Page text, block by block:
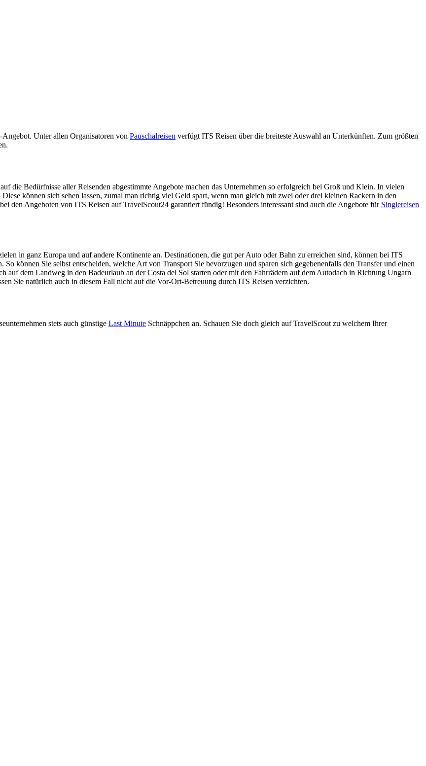
Unter allen Organisatoren von Pauschalreisen verfügt ITS Reisen über die breiteste Auswahl an Unterkünften. Zum größten
die Bedürfnisse aller Reisenden abgestimmte Angebote machen das Unternehmen so erfolgreich bei Groß und Klein. In vielen
können sich sehen lassen, zumal man richtig viel Geld spart, wenn man gleich mit zwei oder drei kleinen Rackern in den
den Angeboten von ITS Reisen auf TravelScout24 garantiert fündig! Besonders interessant sind auch die Angebote für Singlereisen
in ganz Europa und auf andere Kontinente an. Destinationen, die gut per Auto oder Bahn zu erreichen sind, können bei ITS
können Sie selbst entscheiden, welche Art von Transport Sie bevorzugen und sparen sich gegebenenfalls den Transfer und einen
auf dem Landweg in den Badeurlaub an der Costa del Sol starten oder mit den Fahrrädern auf dem Autodach in Richtung Ungarn
Sie natürlich auch in diesem Fall nicht auf die Vor-Ort-Betreuung durch ITS Reisen verzichten.
stets auch günstige Last Minute Schnäppchen an. Schauen Sie doch gleich auf TravelScout zu welchem Ihrer